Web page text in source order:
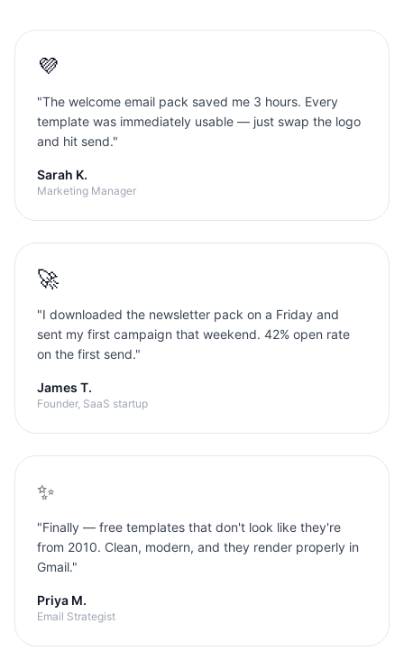
💜
"The welcome email pack saved me 3 hours. Every
template was immediately usable — just swap the logo
and hit send."
Sarah K.
Marketing Manager
🚀
"I downloaded the newsletter pack on a Friday and
sent my first campaign that weekend. 42% open rate
on the first send."
James T.
Founder, SaaS startup
✨
"Finally — free templates that don't look like they're
from 2010. Clean, modern, and they render properly in
Gmail."
Priya M.
Email Strategist